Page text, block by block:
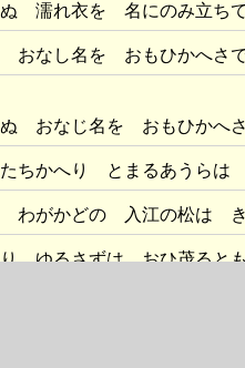
濡れ衣を 名にのみ立ち
おなし名を おもひかへさ
おなじ名を おもひかへ
ちかへり とまるあうらは
わがかどの 入江の松は き
り ゆるさずは おひ茂ると